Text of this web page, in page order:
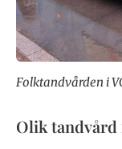
Folktandvården i
Olik tandvård